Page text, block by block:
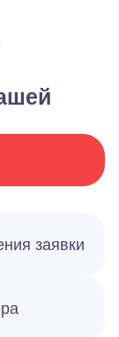
заявки